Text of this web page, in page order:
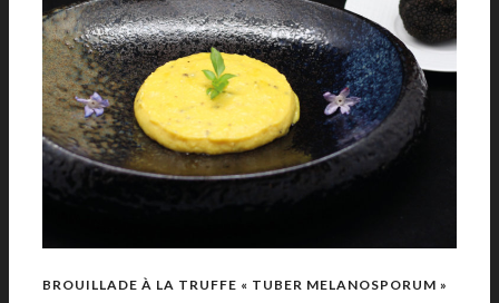
BROUILLADE À LA TRUFFE « TUBER MELANOSPORUM »